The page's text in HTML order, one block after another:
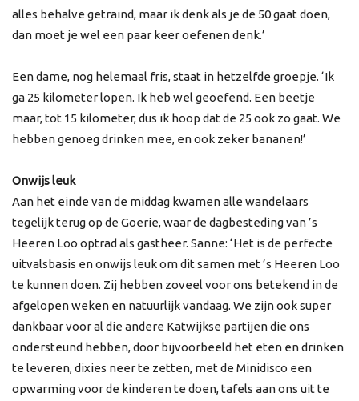
alles behalve getraind, maar ik denk als je de 50 gaat doen,
dan moet je wel een paar keer oefenen denk.’
Een dame, nog helemaal fris, staat in hetzelfde groepje. ‘Ik
ga 25 kilometer lopen. Ik heb wel geoefend. Een beetje
maar, tot 15 kilometer, dus ik hoop dat de 25 ook zo gaat. We
hebben genoeg drinken mee, en ook zeker bananen!’
Onwijs leuk
Aan het einde van de middag kwamen alle wandelaars
tegelijk terug op de Goerie, waar de dagbesteding van ’s
Heeren Loo optrad als gastheer. Sanne: ‘Het is de perfecte
uitvalsbasis en onwijs leuk om dit samen met ’s Heeren Loo
te kunnen doen. Zij hebben zoveel voor ons betekend in de
afgelopen weken en natuurlijk vandaag. We zijn ook super
dankbaar voor al die andere Katwijkse partijen die ons
ondersteund hebben, door bijvoorbeeld het eten en drinken
te leveren, dixies neer te zetten, met de Minidisco een
opwarming voor de kinderen te doen, tafels aan ons uit te